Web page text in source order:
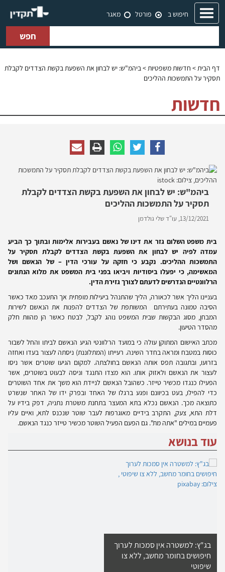
Toggle
navigation
חיפוש ב פורטל מאגר
חפש
דף הבית> חדשות משפטיות> ביהמ"ש: יש לבחון את השפעת בקשת הצדדים לקבלת
תסקיר על התמשכות ההליכים
חדשות
ביהמ"ש: יש לבחון את השפעת בקשת הצדדים לקבלת
תסקיר על התמשכות ההליכים
13/12/2021, עו"ד שלי גולדמן
בית משפט השלום גזר את דינו של נאשם בעבירות אלימות ובתוך כך הביע
עמדה לפיה יש לבחון את השפעת בקשת הצדדים לקבלת תסקיר על
התמשכות ההליכים. נקבע כי חזקה על עורכי הדין – של הנאשם ושל
המאשימה, כי יפעלו ביסודיות ויביאו בפני בית המשפט את מלוא הנתונים
הרלוונטיים הנדרשים לדעתם לצורך גזירת הדין.
בעניינו הליך אשר לכאורה, הליך שהתנהל ביעילות מופתית אך התעכב מאד כאשר
הסיבה טמונה בעתירתם המשותפת של הצדדים להפנות את הנאשם לשירות
המבחן, מסוג הבקשות שבית המשפט נוהג לקבל, לבטח כאשר הן מהוות חלק
מהסדר הטיעון.
מכתב האישום המתוקן עולה כי במועד הרלוונטי הגיע הנאשם לביתו והחל לשבור
כוסות במטבח ומראה בחדר השינה. רעייתו (המתלוננת) ניסתה לעצור בעדו ואחזה
בזרועו, ובתגובה תפס אותה הנאשם בחולצתה. למקום הגיעו שוטרים אשר ניסו
לעצור את הנאשם ולאזוק אותו. הוא מצדו התנגד וניסה לבעוט בשוטרים, אשר
הפעילו כנגדו מכשיר טייזר. כשהובל הנאשם לניידת הוא משך את אחד השוטרים
כדי להפילו, בעט בכיוונם ופגע ברגלו של האחד ובפרק ידו של האחר שנשרט
כתוצאה מכך. הנאשם נכלא בתא המעצר בתחנת משטרת נתניה, דפק בידיו על
דלת התא, צעק, התקרב בידיים מאוגרפות לעבר שוטר שנכנס לתא, ואיים עליו
פעמיים במילים "אתה מת". גם הפעם הפעיל השוטר מכשיר טייזר כנגד הנאשם.
עוד בנושא
בג"ץ: למשטרה אין סמכות לערוך
חיפושים בחומר מחשב, ללא צו
שיפוטי